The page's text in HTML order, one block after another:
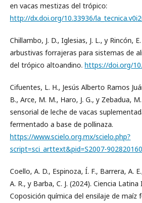
en vacas mestizas del trópico:
http://dx.doi.org/10.33936/
Chillambo, J. D., Iglesias, J. L., y Rincón,
arbustivas forrajeras para sistemas de
del trópico altoandino. https://doi.org/
Cifuentes, L. H., Jesús Alberto Ramos
B., Arce, M. M., Haro, J. G., y Zebadua,
sensorial de leche de vacas
fermentado a base de pollinaza.
https://www.scielo.org.mx/scielo.php?
script=sci_arttext&pid=S2007-
Coello, A. D., Espinoza, Í. F., Barrera, A.
A. R., y Barba, C. J. (2024). Ciencia
Coposición química del ensilaje de maíz